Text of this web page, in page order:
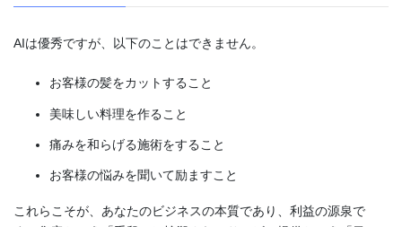
AIは優秀ですが、以下のことはできません。
お客様の髪をカットすること
美味しい料理を作ること
痛みを和らげる施術をすること
お客様の悩みを聞いて励ますこと
これらこそが、あなたのビジネスの本質であり、利益の源泉で